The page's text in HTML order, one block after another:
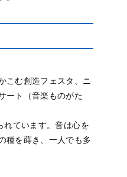
こむ創造フェスタ、ニ
ート（音楽ものがた
れています。音は心を
種を蒔き、一人でも多